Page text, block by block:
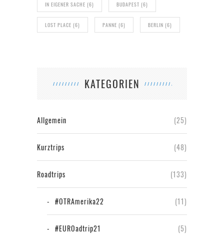
IN EIGENER SACHE (6) BUDAPEST (6)
LOST PLACE (6) PANNE (6) BERLIN (6)
KATEGORIEN
Allgemein (25)
Kurztrips (48)
Roadtrips (133)
#OTRAmerika22 (11)
#EUROadtrip21 (5)